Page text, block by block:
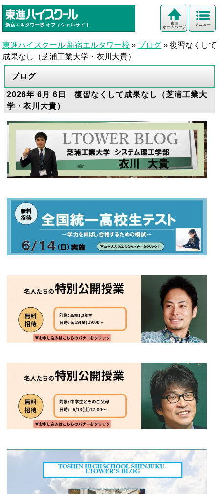
新宿エルタワー校 オフィシャルサイト メニュー
東進
ホームページ
東進ハイスクール 新宿エルタワー校 » ブログ » 復習なくして
成果なし（芝浦工業大学・衣川大貴）
ブログ
2026年 6月 6日 復習なくして成果なし（芝浦工業大
学・衣川大貴）